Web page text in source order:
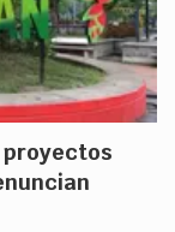
proyectos